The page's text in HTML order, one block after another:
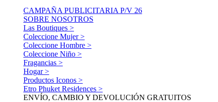
CAMPAÑA PUBLICITARIA P/V 26
SOBRE NOSOTROS
Las Boutiques >
Coleccione Mujer >
Coleccione Hombre >
Coleccione Niño >
Fragancias >
Hogar >
Productos Iconos >
Etro Phuket Residences >
ENVÍO, CAMBIO Y DEVOLUCIÓN GRATUITOS